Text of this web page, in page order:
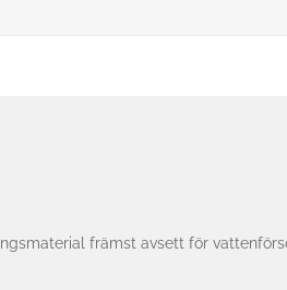
främst avsett för